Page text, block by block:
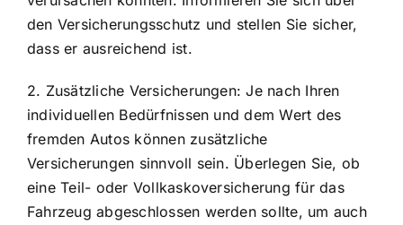
den Versicherungsschutz und stellen Sie sicher,
dass er ausreichend ist.
2. Zusätzliche Versicherungen: Je nach Ihren
individuellen Bedürfnissen und dem Wert des
fremden Autos können zusätzliche
Versicherungen sinnvoll sein. Überlegen Sie, ob
eine Teil- oder Vollkaskoversicherung für das
Fahrzeug abgeschlossen werden sollte, um auch